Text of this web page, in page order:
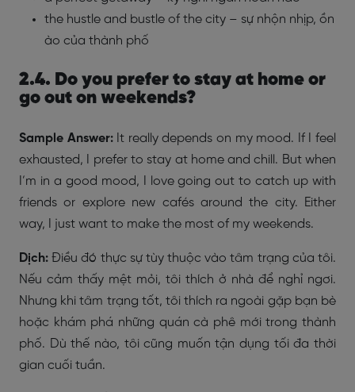
the hustle and bustle of the city – sự nhộn nhịp, ồn
ào của thành phố
2.4. Do you prefer to stay at home or
go out on weekends?
Sample Answer:It really depends on my mood. If I feel
exhausted, I prefer to stay at home and chill. But when
I’m in a good mood, I love going out to catch up with
friends or explore new cafés around the city. Either
way, I just want to make the most of my weekends.
Dịch: Điều đó thực sự tùy thuộc vào tâm trạng của tôi.
Nếu cảm thấy mệt mỏi, tôi thích ở nhà để nghỉ ngơi.
Nhưng khi tâm trạng tốt, tôi thích ra ngoài gặp bạn bè
hoặc khám phá những quán cà phê mới trong thành
phố. Dù thế nào, tôi cũng muốn tận dụng tối đa thời
gian cuối tuần.